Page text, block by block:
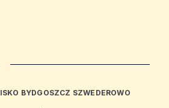
BYDGOSZCZ SZWEDEROWO